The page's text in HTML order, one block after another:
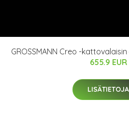
GROSSMANN Creo -
655.9 EUR
LISÄTIETOJA